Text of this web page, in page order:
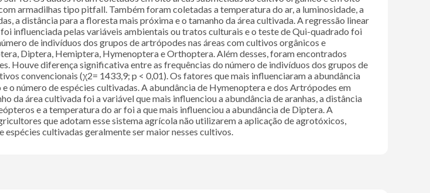
armadilhas tipo pitfall. Também foram coletadas a temperatura do ar, a luminosidade, a
a distância para a floresta mais próxima e o tamanho da área cultivada. A regressão linear
influenciada pelas variáveis ambientais ou tratos culturais e o teste de Qui-quadrado foi
de indivíduos dos grupos de artrópodes nas áreas com cultivos orgânicos e
Diptera, Hemiptera, Hymenoptera e Orthoptera. Além desses, foram encontrados
Houve diferença significativa entre as frequências do número de indivíduos dos grupos de
convencionais (χ2= 1433,9; p < 0,01). Os fatores que mais influenciaram a abundância
número de espécies cultivadas. A abundância de Hymenoptera e dos Artrópodes em
da área cultivada foi a variável que mais influenciou a abundância de aranhas, a distância
e a temperatura do ar foi a que mais influenciou a abundância de Diptera. A
que adotam esse sistema agrícola não utilizarem a aplicação de agrotóxicos,
cultivadas geralmente ser maior nesses cultivos.